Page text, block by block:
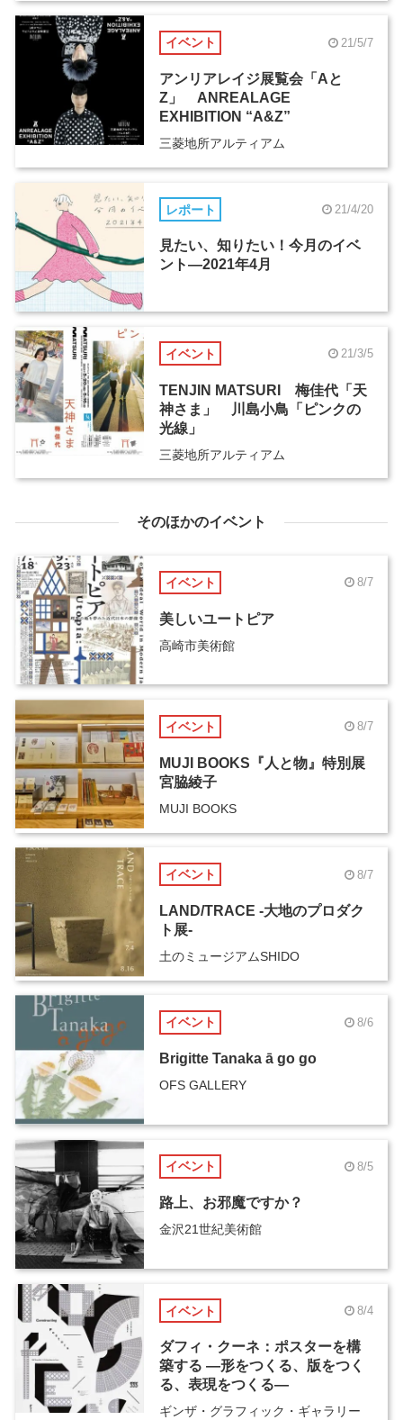
イベント 21/5/7
アンリアレイジ展覧会「Aと
Z」 ANREALAGE
EXHIBITION “A&Z”
三菱地所アルティアム
レポート 21/4/20
見たい、知りたい！今月のイベ
ント―2021年4月
イベント 21/3/5
TENJIN MATSURI 梅佳代「天
神さま」 川島小鳥「ピンクの
光線」
三菱地所アルティアム
そのほかのイベント
イベント 8/7
美しいユートピア
高崎市美術館
イベント 8/7
MUJI BOOKS『人と物』特別展
宮脇綾子
MUJI BOOKS
イベント 8/7
LAND/TRACE -大地のプロダク
ト展-
土のミュージアムSHIDO
イベント 8/6
Brigitte Tanaka ā go go
OFS GALLERY
イベント 8/5
路上、お邪魔ですか？
金沢21世紀美術館
イベント 8/4
ダフィ・クーネ：ポスターを構
築する ―形をつくる、版をつく
る、表現をつくる―
ギンザ・グラフィック・ギャラリー